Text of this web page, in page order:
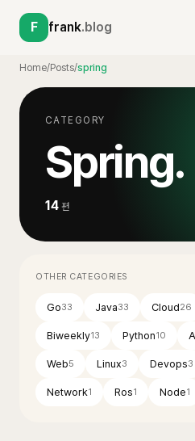
F frank.blog
Home/Posts/spring
CATEGORY
Spring.
14 편
OTHER CATEGORIES
Go33 Java33 Cloud26
Biweekly13 Python10
Web5 Linux3 Devops3
Network1 Ros1 Node1